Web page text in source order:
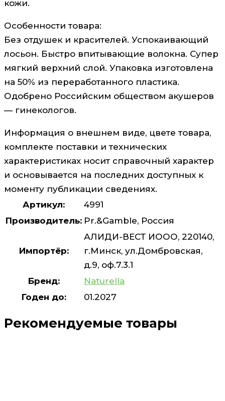
кожи.
Особенности товара:
Без отдушек и красителей. Успокаивающий
лосьон. Быстро впитывающие волокна. Супер
мягкий верхний слой. Упаковка изготовлена
на 50% из переработанного пластика.
Одобрено Российским обществом акушеров
— гинекологов.
Информация о внешнем виде, цвете товара,
комплекте поставки и технических
характеристиках носит справочный характер
и основывается на последних доступных к
моменту публикации сведениях.
Артикул:
4991
Производитель: Pr.&Gamble, Россия
Импортёр:
АЛИДИ-ВЕСТ ИООО, 220140,
г.Минск, ул.Домбровская,
д.9, оф.7.3.1
Бренд:
Naturella
Годен до:
01.2027
Рекомендуемые товары